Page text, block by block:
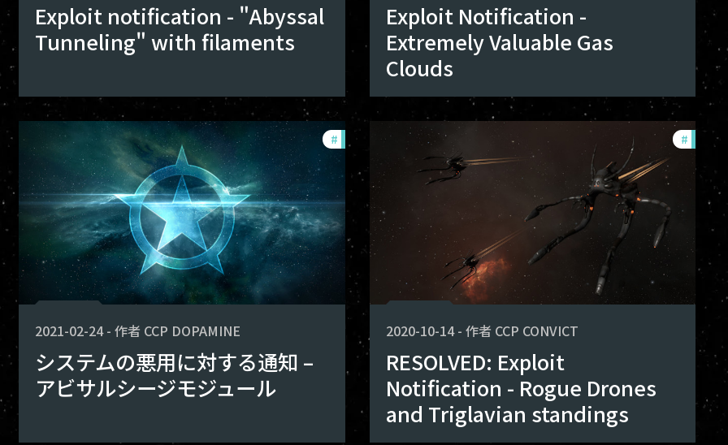
Exploit notification - "Abyssal
Tunneling" with filaments
Exploit Notification -
Extremely Valuable Gas
Clouds
#
2021-02-24-作者 CCP DOPAMINE
システムの悪用に対する通知 –
アビサルシージモジュール
#
2020-10-14 - 作者 CCP CONVICT
RESOLVED: Exploit
Notification - Rogue Drones
and Triglavian standings